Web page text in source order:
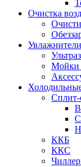
Очистка
Увлажнители
Мойки
ККБ
ККС